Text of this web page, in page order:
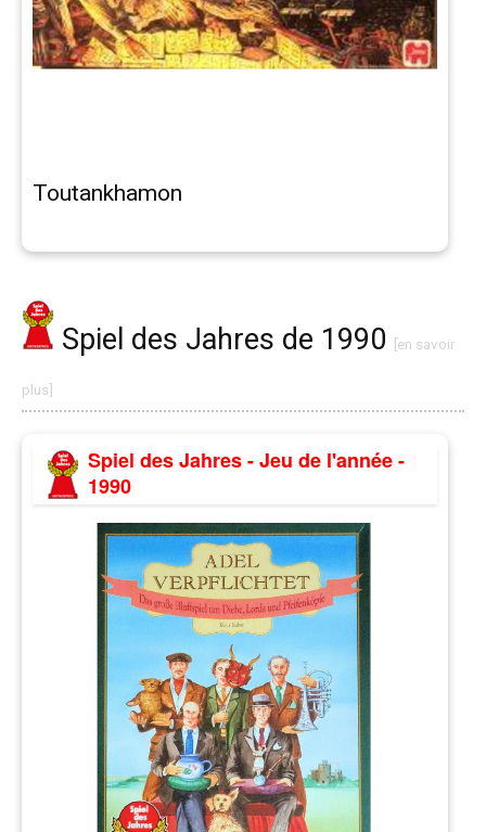
Toutankhamon
Spiel des Jahres de 1990 [en savoir
plus]
Spiel des Jahres - Jeu de l'année -
1990